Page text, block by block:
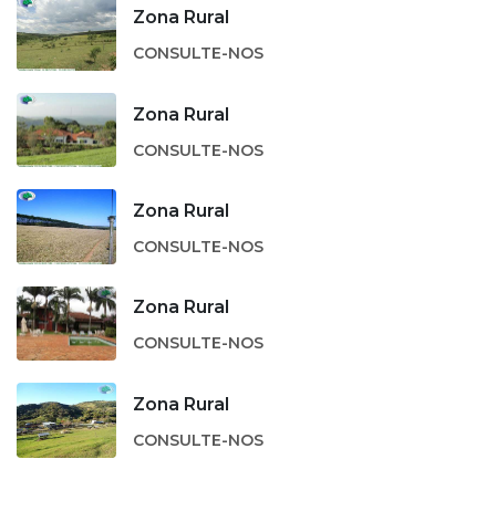
Zona Rural
CONSULTE-NOS
Zona Rural
CONSULTE-NOS
Zona Rural
CONSULTE-NOS
Zona Rural
CONSULTE-NOS
Zona Rural
CONSULTE-NOS